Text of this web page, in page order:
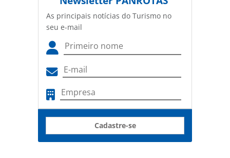
As principais notícias do Turismo no
seu e-mail
Cadastre-se